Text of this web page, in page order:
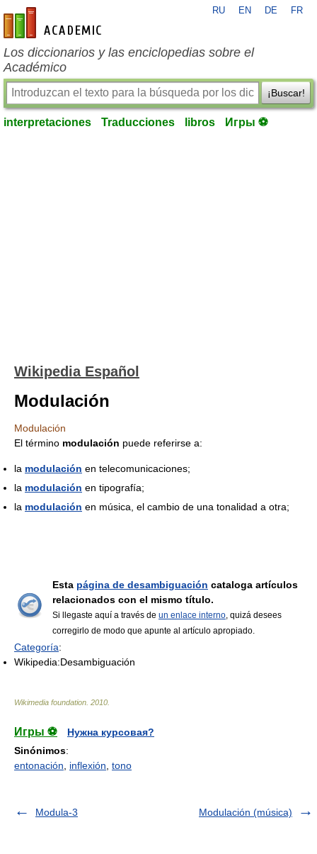
es-academic.com
RU EN DE FR
Los diccionarios y las enciclopedias sobre el
Académico
¡Buscar!
interpretaciones Traducciones libros Игры ⚽
Wikipedia Español
Modulación
Modulación
El término modulación puede referirse a:
la modulación en telecomunicaciones;
la modulación en tipografía;
la modulación en música, el cambio de una tonalidad a otra;
Esta página de desambiguación cataloga artículos
relacionados con el mismo título.
Si llegaste aquí a través de un enlace interno, quizá desees
corregirlo de modo que apunte al artículo apropiado.
Categoría:
Wikipedia:Desambiguación
Wikimedia foundation 2010
Игры ⚽
Нужна курсовая?
Sinónimos:
entonación
inflexión tono
Modula-3 Modulación (música)